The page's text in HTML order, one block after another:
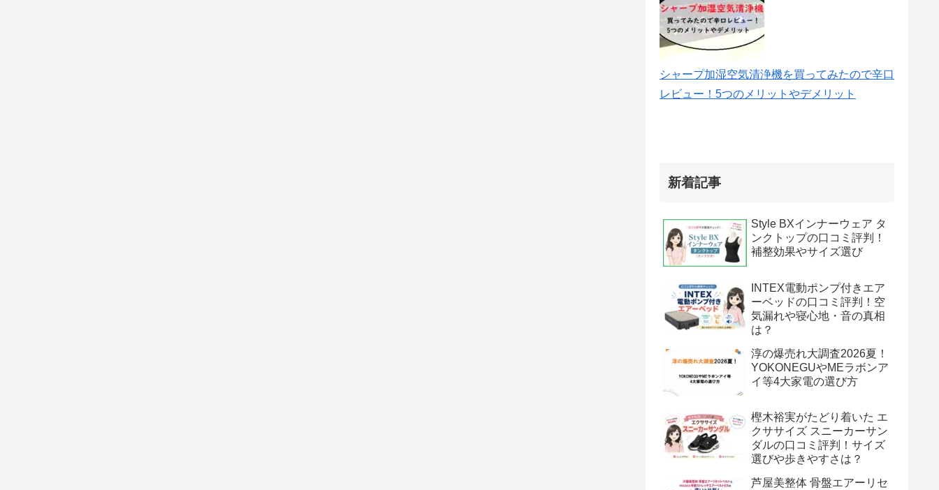
シャープ加湿空気清浄機を買ってみたので辛口
レビュー！5つのメリットやデメリット
新着記事
Style BXインナーウェア タ
ンクトップの口コミ評判！
補整効果やサイズ選び
INTEX電動ポンプ付きエア
ーベッドの口コミ評判！空
気漏れや寝心地・音の真相
は？
淳の爆売れ大調査2026夏！
YOKONEGUやMEラボンア
イ等4大家電の選び方
樫木裕実がたどり着いた エ
クササイズ スニーカーサン
ダルの口コミ評判！サイズ
選びや歩きやすさは？
芦屋美整体 骨盤エアーリセ